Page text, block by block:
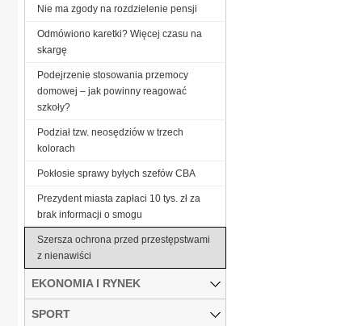
Nie ma zgody na rozdzielenie pensji
Odmówiono karetki? Więcej czasu na
skargę
Podejrzenie stosowania przemocy
domowej – jak powinny reagować
szkoły?
Podział tzw. neosędziów w trzech
kolorach
Pokłosie sprawy byłych szefów CBA
Prezydent miasta zapłaci 10 tys. zł za
brak informacji o smogu
Szersza ochrona przed przestępstwami
z nienawiści
EKONOMIA I RYNEK
SPORT